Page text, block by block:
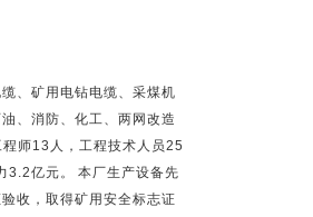
、矿用电钻电缆、采煤机
、消防、化工、两网改造
程师13 人，工程技术人员25
3.2亿元。
本厂生产设备先
收，取得矿用安全标志证